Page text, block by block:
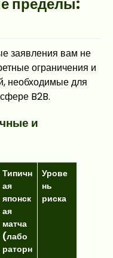
заявления вам не
ограничения и
необходимые для
B2B.
и
Типичн
ая
японск
ая
матча
(лабо
раторн
Урове
нь
риска